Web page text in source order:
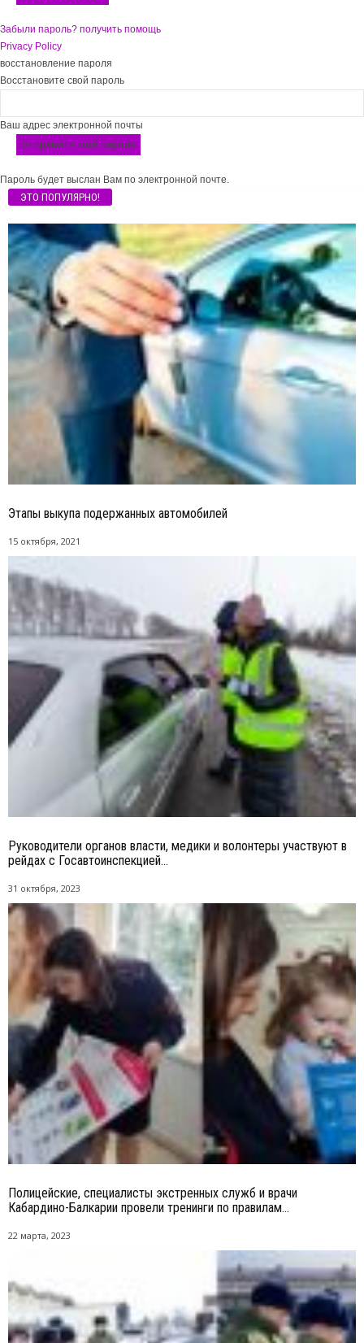
Забыли пароль? получить помощь
Privacy Policy
восстановление пароля
Восстановите свой пароль
Ваш адрес электронной почты
Пароль будет выслан Вам по электронной почте.
ЭТО ПОПУЛЯРНО!
Этапы выкупа подержанных автомобилей
15 октября, 2021
Руководители органов власти, медики и волонтеры участвуют в
рейдах с Госавтоинспекцией...
31 октября, 2023
Полицейские, специалисты экстренных служб и врачи
Кабардино-Балкарии провели тренинги по правилам...
22 марта, 2023